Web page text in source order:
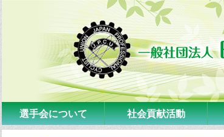
選手会について 社会貢献活動